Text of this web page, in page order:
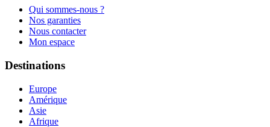
Qui sommes-nous ?
Nos garanties
Nous contacter
Mon espace
Destinations
Europe
Amérique
Asie
Afrique